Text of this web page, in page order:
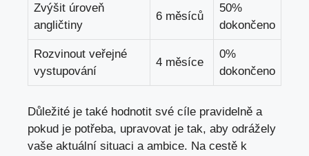
Zvýšit úroveň
angličtiny
6 měsíců
50%
dokončeno
Rozvinout veřejné
vystupování
4 měsíce
0%
dokončeno
Důležité je‍ také hodnotit své cíle pravidelně a
pokud je potřeba, ⁢upravovat je tak, aby odrážely ​
vaše aktuální situaci a ambice. Na cestě k